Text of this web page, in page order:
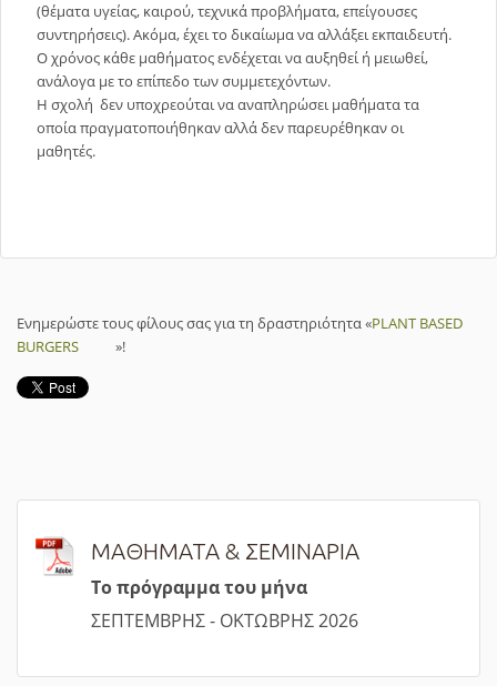
(θέματα υγείας, καιρού, τεχνικά προβλήματα, επείγουσες
συντηρήσεις). Ακόμα, έχει το δικαίωμα να αλλάξει εκπαιδευτή.
Ο χρόνος κάθε μαθήματος ενδέχεται να αυξηθεί ή μειωθεί,
ανάλογα με το επίπεδο των συμμετεχόντων.
Η σχολή δεν υποχρεούται να αναπληρώσει μαθήματα τα
οποία πραγματοποιήθηκαν αλλά δεν παρευρέθηκαν οι
μαθητές.
Ενημερώστε τους φίλους σας για τη δραστηριότητα «PLANT BASED
BURGERS »!
ΜΑΘΗΜΑΤΑ & ΣΕΜΙΝΑΡΙΑ
Το πρόγραμμα του μήνα
ΣΕΠΤΕΜΒΡΗΣ - ΟΚΤΩΒΡΗΣ 2026